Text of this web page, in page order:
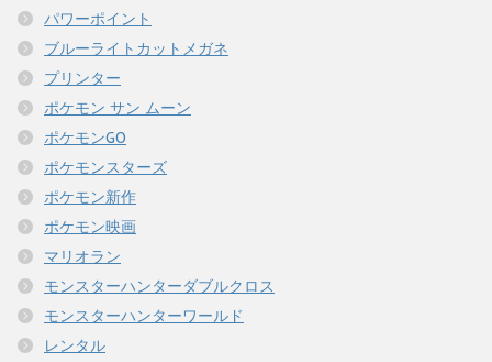
パワーポイント
ブルーライトカットメガネ
プリンター
ポケモン サン ムーン
ポケモンGO
ポケモンスターズ
ポケモン新作
ポケモン映画
マリオラン
モンスターハンターダブルクロス
モンスターハンターワールド
レンタル